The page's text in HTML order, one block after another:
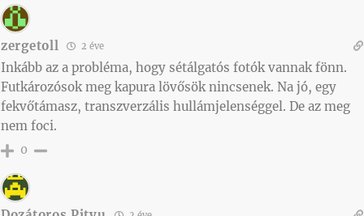
zergetoll 2 éve
Inkább az a probléma, hogy sétálgatós fotók vannak fönn.
Futkározósok meg kapura lövősök nincsenek. Na jó, egy
fekvőtámasz, transzverzális hullámjelenséggel. De az meg
nem foci.
0